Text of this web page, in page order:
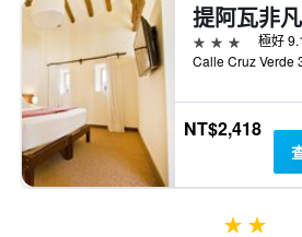
3星級
極好
NT$2,418
2星級